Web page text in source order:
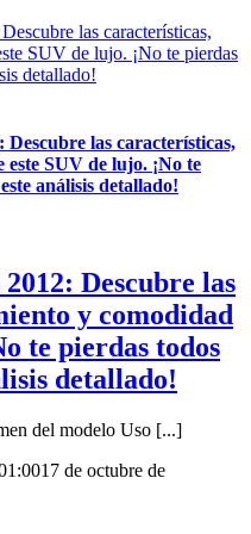
las características,
SUV de lujo. ¡No te pierdas
detallado!
las características,
SUV de lujo. ¡No te
análisis detallado!
Descubre las
y comodidad
te pierdas todos
detallado!
del modelo Uso [...]
17 de octubre de